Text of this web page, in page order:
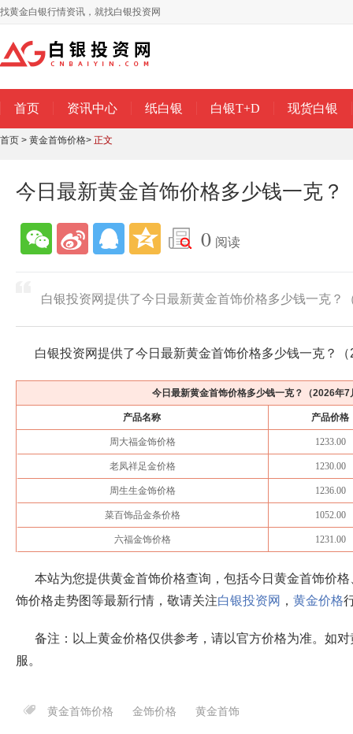
找黄金白银行情资讯，就找白银投资网
首页 资讯中心 纸白银 白银T+D 现货白银
首页 > 黄金首饰价格> 正文
今日最新黄金首饰价格多少钱一克？
0 阅读
白银投资网提供了今日最新黄金首饰价格多少钱一克？
白银投资网提供了今日最新黄金首饰价格多少钱一克？（
今日最新黄金首饰价格多少钱一克？（2026年7
产品名称 产品价格
周大福金饰价格 1233.00
老凤祥足金价格 1230.00
周生生金饰价格 1236.00
菜百饰品金条价格 1052.00
六福金饰价格 1231.00
本站为您提供黄金首饰价格查询，包括今日黄金首饰价
饰价格走势图等最新行情，敬请关注白银投资网 ， 黄金价格
备注：以上黄金价格仅供参考，请以官方价格为准。如
服。
黄金首饰价格 金饰价格 黄金首饰